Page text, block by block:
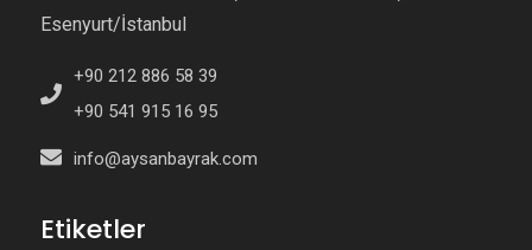
Esenyurt/İstanbul
+90 212 886 58 39
+90 541 915 16 95
info@aysanbayrak.com
Etiketler